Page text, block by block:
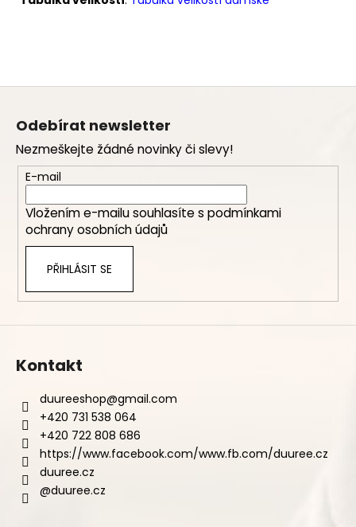
Z
Odebírat newsletter
Nezmeškejte žádné novinky či slevy!
E-mail
Vložením e-mailu souhlasíte s podmínkami
ochrany osobních údajů
PŘIHLÁSIT SE
Kontakt
duureeshop@gmail.com
+420 731 538 064
+420 722 808 686
https://www.facebook.com/www.fb.com/duuree.cz
duuree.cz
@duuree.cz